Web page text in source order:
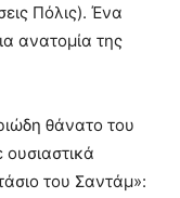
Πόλις). Ένα
ανατομία της
θάνατο του
ουσιαστικά
του Σαντάμ»: